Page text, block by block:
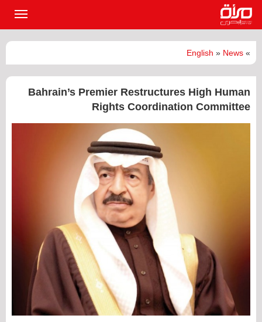
»
English » News
Bahrain’s Premier Restructures High Human
Rights Coordination Committee